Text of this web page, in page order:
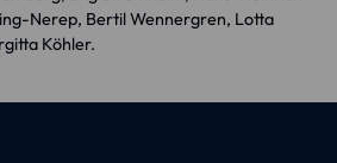
Nerep, Bertil Wennergren, Lotta
Köhler.